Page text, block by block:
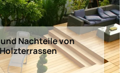
Nachteile von